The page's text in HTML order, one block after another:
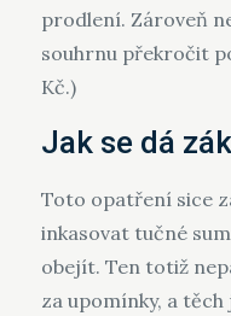
prodlení. Zároveň
souhrnu překročit
Kč.)
Jak se dá
Toto opatření sice
inkasovat tučné
obejít. Ten totiž
za upomínky, a